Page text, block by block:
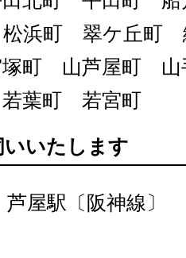
浜町 翠ケ丘町
町 山芦屋町 山
葉町 若宮町
いたします
屋駅〔阪神線